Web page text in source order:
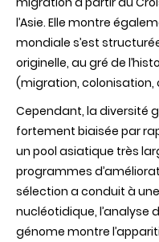
l’Asie. Elle montre
mondiale s’est
originelle, au gré de
(migration, colonisation,
Cependant, la diversité
fortement biaisée par
un pool asiatique très
programmes
sélection a conduit à
nucléotidique, l’analyse
génome montre